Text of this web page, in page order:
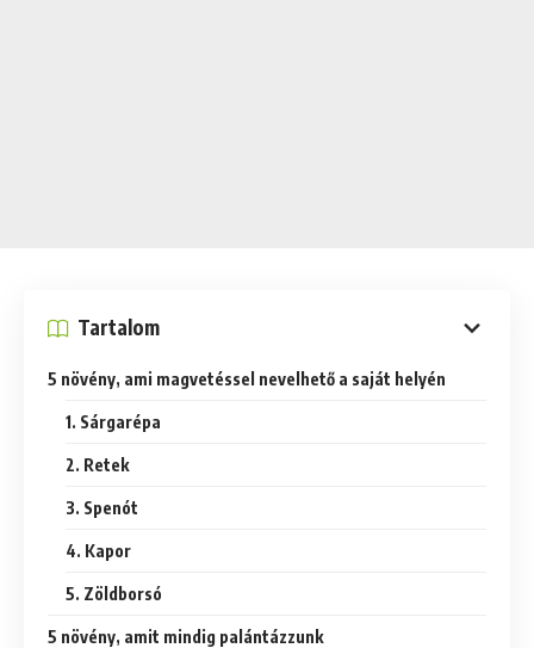
Tartalom
5 növény, ami magvetéssel nevelhető a saját helyén
1. Sárgarépa
2. Retek
3. Spenót
4. Kapor
5. Zöldborsó
5 növény, amit mindig palántázzunk